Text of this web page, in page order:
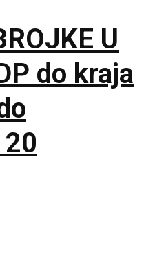
U
do kraja